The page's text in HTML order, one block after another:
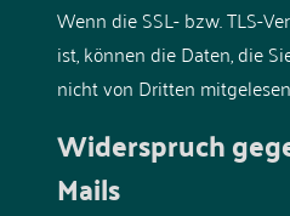
Wenn die SSL- bzw. TLS-
ist, können die Daten, die
nicht von Dritten
Widerspruch
Mails